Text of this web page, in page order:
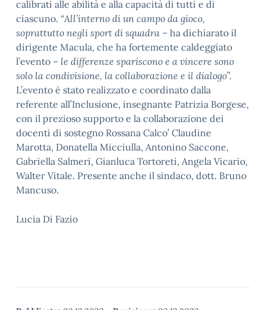
calibrati alle abilità e alla capacità di tutti e di
ciascuno. “All’interno di un campo da gioco,
soprattutto negli sport di squadra – ha dichiarato il
dirigente Macula, che ha fortemente caldeggiato
l’evento – le differenze spariscono e a vincere sono
solo la condivisione, la collaborazione e il dialogo”.
L’evento è stato realizzato e coordinato dalla
referente all’Inclusione, insegnante Patrizia Borgese,
con il prezioso supporto e la collaborazione dei
docenti di sostegno Rossana Calco’ Claudine
Marotta, Donatella Micciulla, Antonino Saccone,
Gabriella Salmeri, Gianluca Tortoreti, Angela Vicario,
Walter Vitale. Presente anche il sindaco, dott. Bruno
Mancuso.
Lucia Di Fazio